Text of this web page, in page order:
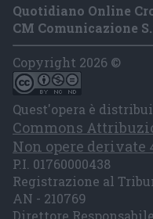
Quotidiano Online
CM Comunicazione
Copyright 2026 ©
Quest'opera è
Commons
Non opere
P.I. 01760000438
Registrazione al
AN - 210769
Direttore